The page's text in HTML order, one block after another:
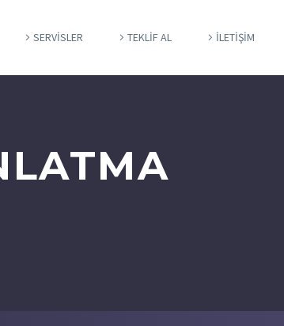
SERVİSLER TEKLİF AL İLETİŞİM